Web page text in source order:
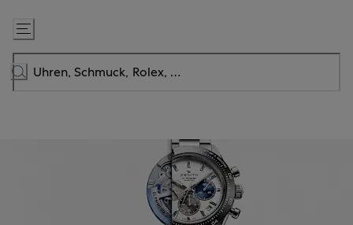
Zum
Inhalt
springen